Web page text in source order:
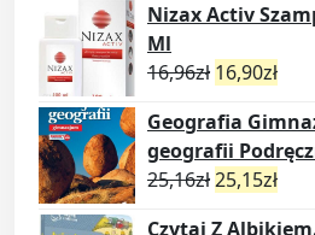
Nizax Activ
Ml
16,96zł 16,90zł
Geografia
geografii
25,16zł25,15zł
Czytaj Z